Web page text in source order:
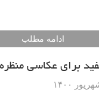
ادامه مطلب